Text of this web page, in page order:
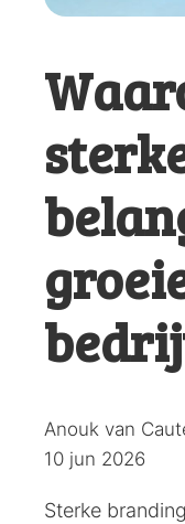
Posted
by:
Anouk van
10 jun 2026
Sterke